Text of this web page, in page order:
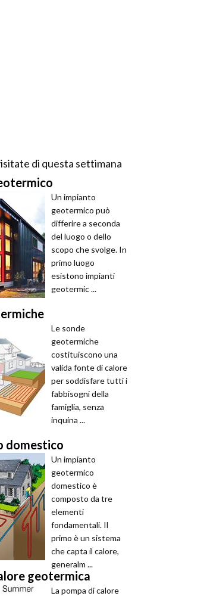
di questa settimana
Un impianto
geotermico può
differire a seconda
del luogo o dello
scopo che svolge. In
primo luogo
esistono impianti
geotermic ...
Le sonde
geotermiche
costituiscono una
valida fonte di calore
per soddisfare tutti i
fabbisogni della
famiglia, senza
inquina ...
domestico
Un impianto
geotermico
domestico è
composto da tre
elementi
fondamentali. Il
primo è un sistema
che capta il calore,
generalm ...
geotermica
La pompa di calore